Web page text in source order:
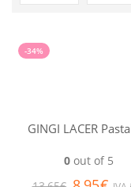
-34%
0out of 5